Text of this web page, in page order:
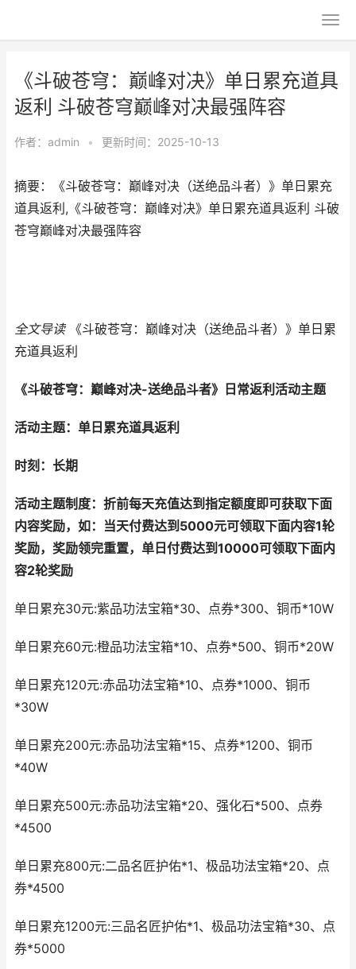
《斗破苍穹：巅峰对决》单日累充道具
返利 斗破苍穹巅峰对决最强阵容
作者： admin • 更新时间：2025-10-13
摘要：《斗破苍穹：巅峰对决（送绝品斗者）》单日累充
道具返利,《斗破苍穹：巅峰对决》单日累充道具返利 斗破
苍穹巅峰对决最强阵容
全文导读《斗破苍穹：巅峰对决（送绝品斗者）》单日累
充道具返利
《斗破苍穹：巅峰对决-送绝品斗者》日常返利活动主题
活动主题：单日累充道具返利
时刻： 长期
活动主题制度： 折前每天充值达到指定额度即可获取下面
内容奖励，如：当天付费达到5000元可领取下面内容1轮
奖励，奖励领完重置，单日付费达到10000可领取下面内
容2轮奖励
单日累充30元:紫品功法宝箱*30、点券*300、铜币*10W
单日累充60元:橙品功法宝箱*10、点券*500、铜币*20W
单日累充120元:赤品功法宝箱*10、点券*1000、铜币
*30W
单日累充200元:赤品功法宝箱*15、点券*1200、铜币
*40W
单日累充500元:赤品功法宝箱*20、强化石*500、点券
*4500
单日累充800元:二品名匠护佑*1、极品功法宝箱*20、点
券*4500
单日累充1200元:三品名匠护佑*1、极品功法宝箱*30、点
券*5000